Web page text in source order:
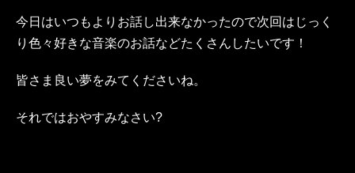
今日はいつもよりお話し出来なかったので次回はじっく
り色々好きな音楽のお話などたくさんしたいです！
皆さま良い夢をみてくださいね。
それではおやすみなさい?